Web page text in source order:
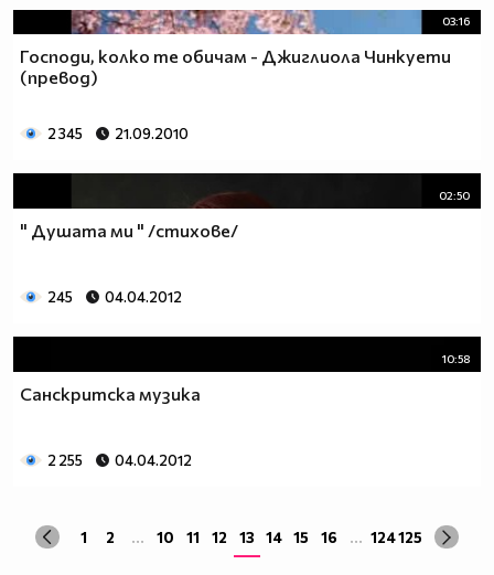
03:16
Господи, колко те обичам - Джиглиола Чинкуети
(превод)
2 345 21.09.2010
02:50
" Душата ми " /стихове/
245 04.04.2012
10:58
Санскритска музика
2 255 04.04.2012
1 2 ... 10 11 12 13 14 15 16 ... 124125